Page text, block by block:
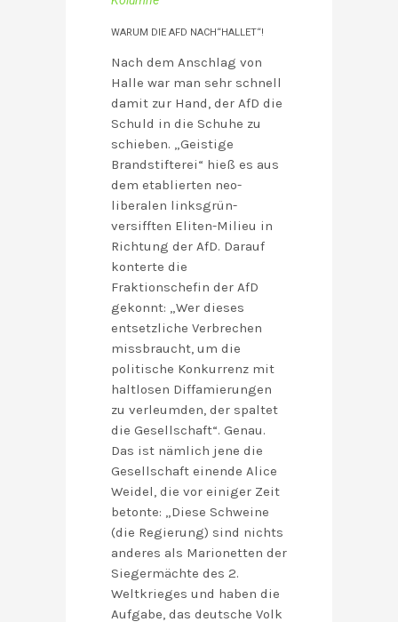
WARUM DIE AFD NACH“HALLET“!
Nach dem Anschlag von
Halle war man sehr schnell
damit zur Hand, der AfD die
Schuld in die Schuhe zu
schieben. „Geistige
Brandstifterei“ hieß es aus
dem etablierten neo-
liberalen linksgrün-
versifften Eliten-Milieu in
Richtung der AfD. Darauf
konterte die
Fraktionschefin der AfD
gekonnt: „Wer dieses
entsetzliche Verbrechen
missbraucht, um die
politische Konkurrenz mit
haltlosen Diffamierungen
zu verleumden, der spaltet
die Gesellschaft“. Genau.
Das ist nämlich jene die
Gesellschaft einende Alice
Weidel, die vor einiger Zeit
betonte: „Diese Schweine
(die Regierung) sind nichts
anderes als Marionetten der
Siegermächte des 2.
Weltkrieges und haben die
Aufgabe, das deutsche Volk